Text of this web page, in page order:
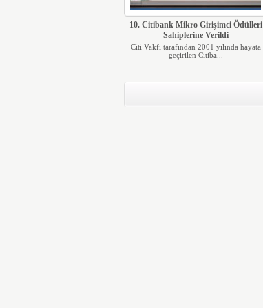
10. Citibank Mikro Girişimci Ödülleri
Sahiplerine Verildi
Citi Vakfı tarafından 2001 yılında hayata
geçirilen Citiba...